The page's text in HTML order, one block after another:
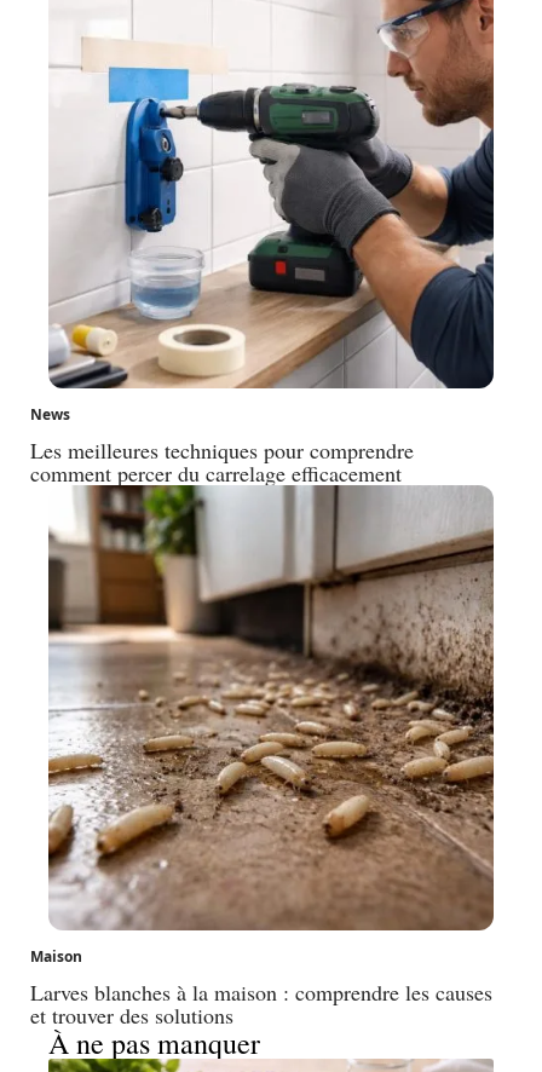
News
Les meilleures techniques pour comprendre
comment percer du carrelage efficacement
Maison
Larves blanches à la maison : comprendre les causes
et trouver des solutions
À ne pas manquer